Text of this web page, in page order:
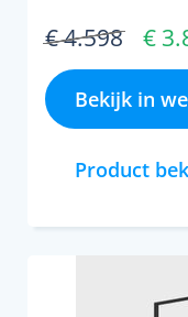
€ 4.598 €
Bekijk in
Product